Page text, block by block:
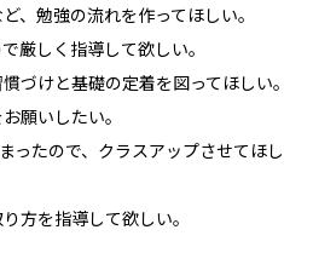
、勉強の流れを作ってほしい。
厳しく指導して欲しい。
づけと基礎の定着を図ってほしい。
願いしたい。
ったので、クラスアップさせてほし
方を指導して欲しい。